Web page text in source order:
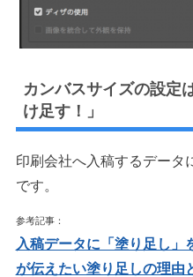
カンバスサイズの設定
け足す！」
印刷会社へ入稿するデータ
です。
参考記事：
入稿データに「塗り足し」
が伝えたい塗り足しの理由